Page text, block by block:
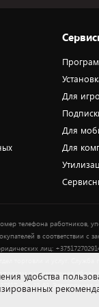
Для
Для
Для
телефона работников,
в соответствии с
лиц:
рассмотрения
359-23-83. Электронная
удобства